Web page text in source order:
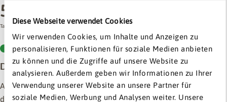
Diese Webseite verwendet Cookies
Wir verwenden Cookies, um Inhalte und Anzeigen zu
personalisieren, Funktionen für soziale Medien anbieten
zu können und die Zugriffe auf unsere Website zu
analysieren. Außerdem geben wir Informationen zu Ihrer
Verwendung unserer Website an unsere Partner für
soziale Medien, Werbung und Analysen weiter. Unsere
Prix
habituel
5,49 €
Taxe incluse. Expédition
En stock - livraison sous 1 à 3 jours ouvrables.
Des recettes de pâtisserie sans gluten faciles à réaliser
AvecKOMEKO KUCHENGLÜCK l a pâtisserie sans gluten
devient enfin simple. Notre mélange de farine de riz
Exklusiv:bis zu
15% Rabatt
Dein Willkommens-Extra
5% ab 0€
10% ab 40€
15% ab 100€